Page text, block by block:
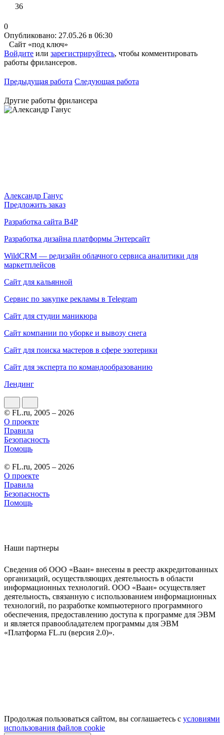
36
0
Опубликовано: 27.05.26 в 06:30
Сайт «под ключ»
Войдите или зарегистрируйтесь, чтобы комментировать
работы фрилансеров.
Предыдущая работа Следующая работа
Другие работы фрилансера
Александр Ганус
Предложить заказ
Разработка сайта B4P
Разработка дизайна платформы Энтерсайт
WildCRM — редизайн облачного сервиса аналитики для
маркетплейсов
Сайт для кальянной
Сервис по закупке рекламы в Telegram
Сайт для студии маникюра
Сайт компании по уборке и вывозу снега
Сайт для поиска мастеров в сфере эзотерики
Сайт для эксперта по командообразованию
Лендинг
© FL.ru, 2005 – 2026
О проекте
Правила
Безопасность
Помощь
© FL.ru, 2005 – 2026
О проекте
Правила
Безопасность
Помощь
Наши партнеры
Сведения об ООО «Ваан» внесены в реестр аккредитованных
организаций, осуществляющих деятельность в области
информационных технологий. ООО «Ваан» осуществляет
деятельность, связанную с использованием информационных
технологий, по разработке компьютерного программного
обеспечения, предоставлению доступа к программе для ЭВМ
и является правообладателем программы для ЭВМ
«Платформа FL.ru (версия 2.0)».
Продолжая пользоваться сайтом, вы соглашаетесь с условиями
использования файлов cookie